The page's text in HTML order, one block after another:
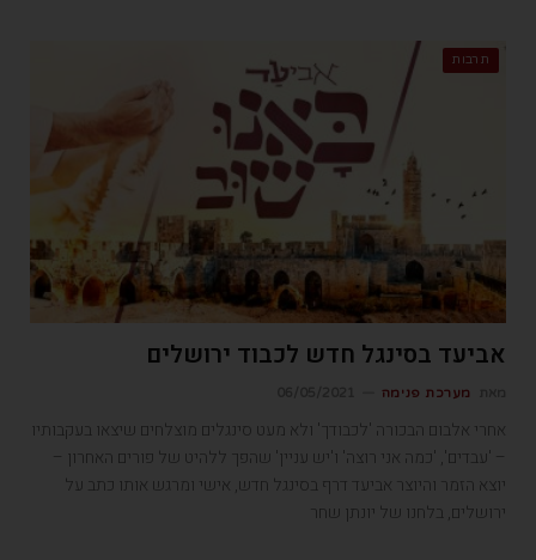
תרבות
אביעד בסינגל חדש לכבוד ירושלים
מערכת פנימה
אחרי אלבום הבכורה 'לכבודך' ולא מעט סינגלים מוצלחים שיצאו בעקבותיו
– 'עבדים', 'כמה אני רוצה' ו'יש עניין' שהפך ללהיט של פורים האחרון –
יוצא הזמר והיוצר אביעד דרף בסינגל חדש, אישי ומרגש אותו כתב על
ירושלים, בלחנו של יונתן שחר